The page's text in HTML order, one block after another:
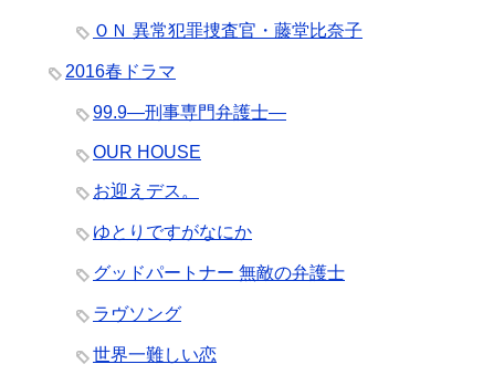
ＯＮ 異常犯罪捜査官・藤堂比奈子
2016春ドラマ
99.9―刑事専門弁護士―
OUR HOUSE
お迎えデス。
ゆとりですがなにか
グッドパートナー 無敵の弁護士
ラヴソング
世界一難しい恋